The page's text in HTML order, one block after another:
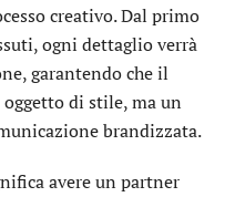
creativo. Dal primo
ogni dettaglio verrà
garantendo che il
di stile, ma un
brandizzata.
avere un partner